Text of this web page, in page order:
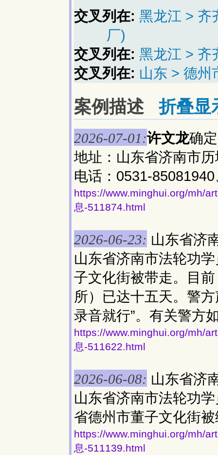
交叉列在: 黑龙江 > 齐
厂)
交叉列在: 黑龙江 > 齐
交叉列在: 山东 > 德州
案例描述折叠显
2026-07-01:许文龙确
地址：山东省济南市
电话：0531-
https://www.minghui.org/mh/
息-511874.html
2026-06-23: 山东省济
山东省济南市法轮功
子文化街被带走。目
所）已达十五天。警
录音就行”。有关警方
https://www.minghui.org/mh/
息-511622.html
2026-06-08: 山东省济
山东省济南市法轮功
省德州市董子文化街
https://www.minghui.org/mh/
息-511139.html